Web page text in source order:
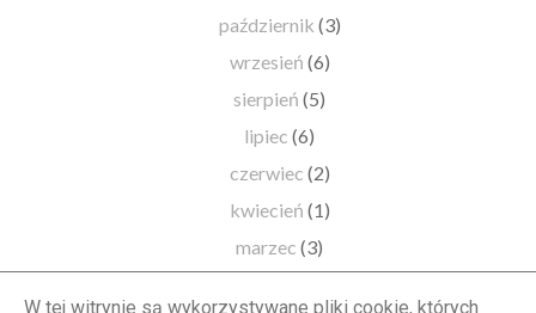
październik (3)
wrzesień (6)
sierpień(5)
lipiec(6)
czerwiec (2)
kwiecień (1)
marzec(3)
W tej witrynie są wykorzystywane pliki cookie, których